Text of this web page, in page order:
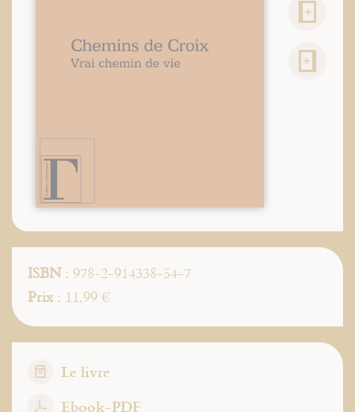
ISBN: 978-2-914338-54-7
Prix: 11,99 €
Le livre
Ebook-PDF